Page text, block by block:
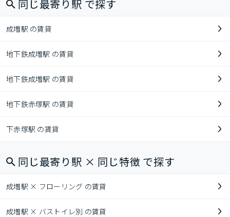
同じ最寄り駅 で探す
成増駅 の賃貸
地下鉄成増駅 の賃貸
地下鉄成増駅 の賃貸
地下鉄赤塚駅 の賃貸
下赤塚駅 の賃貸
同じ最寄り駅 × 同じ特徴 で探す
成増駅 × フローリング の賃貸
成増駅 × バストイレ別 の賃貸